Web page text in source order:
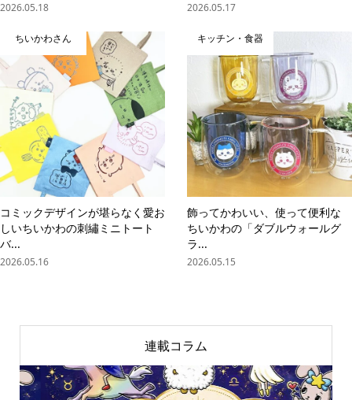
2026.05.18 2026.05.17
ちいかわさん
コミックデザインが堪らなく愛お
しいちいかわの刺繡ミニトート
バ...
2026.05.16
キッチン・食器
飾ってかわいい、使って便利な
ちいかわの「ダブルウォールグ
ラ...
2026.05.15
連載コラム